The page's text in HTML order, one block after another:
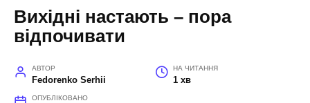
Вихідні настають – пора
відпочивати
АВТОР
Fedorenko Serhii
НА ЧИТАННЯ
1 хв
ОПУБЛІКОВАНО